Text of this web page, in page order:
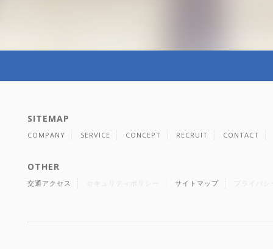
SITEMAP
COMPANY SERVICE CONCEPT RECRUIT CONTACT
OTHER
交通アクセス セキュリティポリシー サイトマップ プライバ